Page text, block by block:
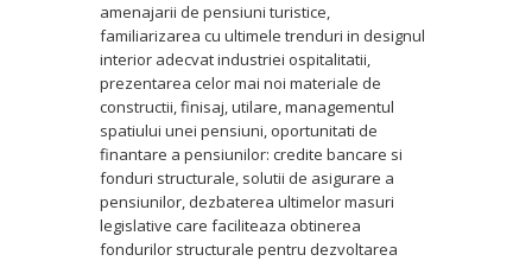
amenajarii de pensiuni turistice,
familiarizarea cu ultimele trenduri in designul
interior adecvat industriei ospitalitatii,
prezentarea celor mai noi materiale de
constructii, finisaj, utilare, managementul
spatiului unei pensiuni, oportunitati de
finantare a pensiunilor: credite bancare si
fonduri structurale, solutii de asigurare a
pensiunilor, dezbaterea ultimelor masuri
legislative care faciliteaza obtinerea
fondurilor structurale pentru dezvoltarea